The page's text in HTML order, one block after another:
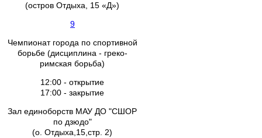
(остров Отдыха, 15 «Д»)
9
Чемпионат города по спортивной
борьбе (дисциплина - греко-
римская борьба)
12:00 - открытие
17:00 - закрытие
Зал единоборств МАУ ДО "СШОР
по дзюдо"
(о. Отдыха,15,стр. 2)